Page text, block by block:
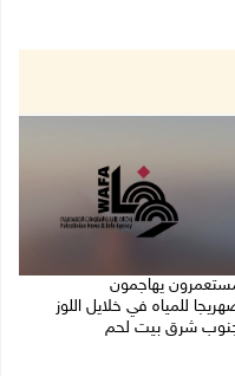
يهاجمون
للمياه في خلايل اللوز
شرق بيت لحم